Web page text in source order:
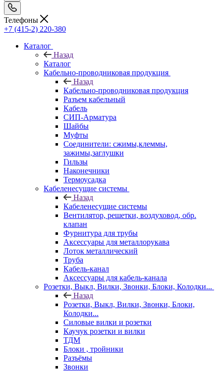
Телефоны
+7 (415-2) 220-380
Каталог
Назад
Каталог
Кабельно-проводниковая продукция
Назад
Кабельно-проводниковая продукция
Разъем кабельный
Кабель
СИП-Арматура
Шайбы
Муфты
Соединители: сжимы,клеммы,
зажимы,заглушки
Гильзы
Наконечники
Термоусадка
Кабеленесущие системы
Назад
Кабеленесущие системы
Вентилятор, решетки, воздуховод, обр.
клапан
Фурнитура для трубы
Аксессуары для металлорукава
Лоток металлический
Труба
Кабель-канал
Аксессуары для кабель-канала
Розетки, Выкл, Вилки, Звонки, Блоки, Колодки...
Назад
Розетки, Выкл, Вилки, Звонки, Блоки,
Колодки...
Силовые вилки и розетки
Каучук розетки и вилки
ТДМ
Блоки , тройники
Разъёмы
Звонки